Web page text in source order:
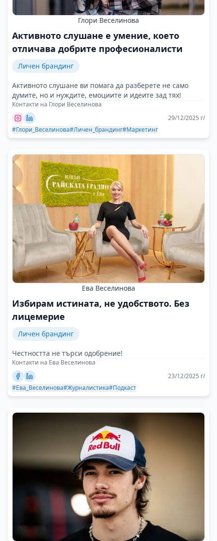
Глори Веселинова
Активното слушане е умение, което
отличава добрите професионалисти
Личен брандинг
Активното слушане ви помага да разберете не само
думите, но и нуждите, емоциите и идеите зад тях!
Контакти на Глори Веселинова
29/12/2025 г/
#Глори_Веселинова#Личен_брандинг#Маркетинг
Ева Веселинова
Избирам истината, не удобството. Без
лицемерие
Личен брандинг
Честността не търси одобрение!
Контакти на Ева Веселинова
23/12/2025 г/
#Ева_Веселинова#Журналистика#Подкаст